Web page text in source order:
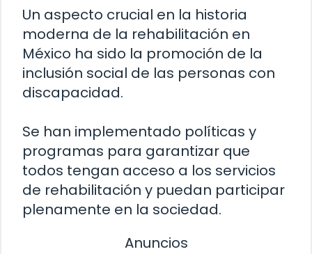
Un aspecto crucial en la historia
moderna de la rehabilitación en
México ha sido la promoción de la
inclusión social de las personas con
discapacidad.
Se han implementado políticas y
programas para garantizar que
todos tengan acceso a los servicios
de rehabilitación y puedan participar
plenamente en la sociedad.
Anuncios